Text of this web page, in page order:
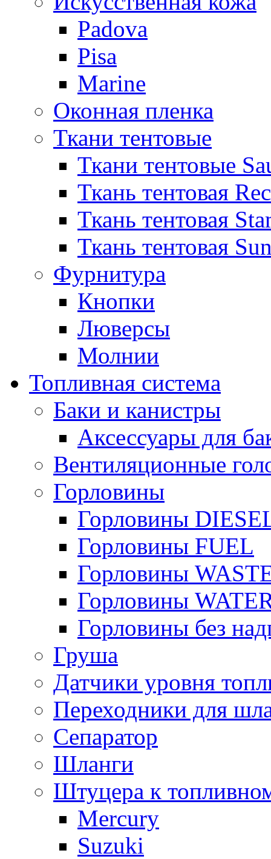
Padova
Pisa
Marine
Оконная пленка
Ткани тентовые
Ткани тентовые
Ткань тентовая
Ткань тентовая
Ткань тентовая
Фурнитура
Кнопки
Люверсы
Молнии
Топливная система
Баки и канистры
Аксессуары для
Вентиляционные
Горловины
Горловины
Горловины FUEL
Горловины
Горловины
Горловины без
Груша
Датчики уровня
Переходники для
Сепаратор
Шланги
Штуцера к
Mercury
Suzuki